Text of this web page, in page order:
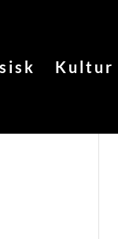
Kultur